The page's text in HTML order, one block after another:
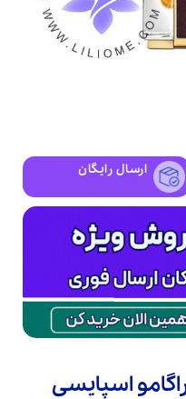
ارسال رایگان
اسپایسی